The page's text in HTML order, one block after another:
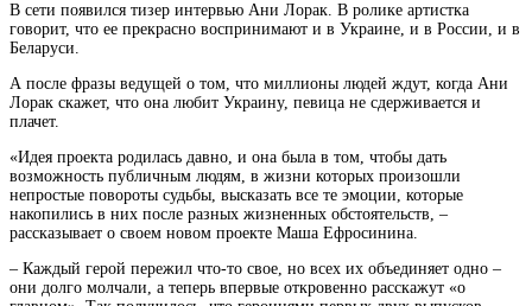
В сети появился тизер интервью Ани Лорак. В ролике артистка
говорит, что ее прекрасно воспринимают и в Украине, и в России, и в
Беларуси.
А после фразы ведущей о том, что миллионы людей ждут, когда Ани
Лорак скажет, что она любит Украину, певица не сдерживается и
плачет.
«Идея проекта родилась давно, и она была в том, чтобы дать
возможность публичным людям, в жизни которых произошли
непростые повороты судьбы, высказать все те эмоции, которые
накопились в них после разных жизненных обстоятельств, –
рассказывает о своем новом проекте Маша Ефросинина.
– Каждый герой пережил что-то свое, но всех их объединяет одно –
они долго молчали, а теперь впервые откровенно расскажут «о